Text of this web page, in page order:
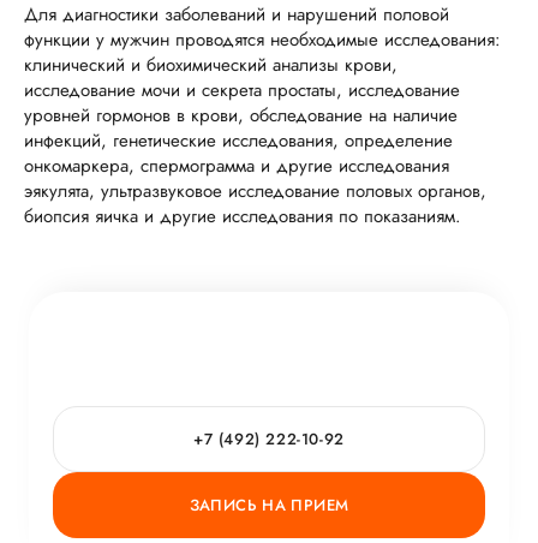
Для диагностики заболеваний и нарушений половой
функции у мужчин проводятся необходимые исследования:
клинический и биохимический анализы крови,
исследование мочи и секрета простаты, исследование
уровней гормонов в крови, обследование на наличие
инфекций, генетические исследования, определение
онкомаркера, спермограмма и другие исследования
эякулята, ультразвуковое исследование половых органов,
биопсия яичка и другие исследования по показаниям.
+7 (492) 222-10-92
ЗАПИСЬ НА ПРИЕМ